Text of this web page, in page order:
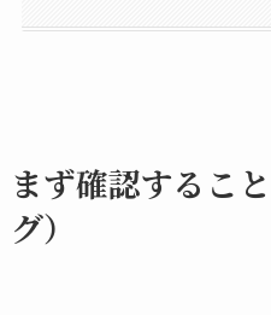
まず確認するこ
グ）